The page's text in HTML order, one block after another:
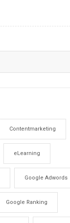
Contentmarketing
eLearning
Google Adwords
Google Ranking